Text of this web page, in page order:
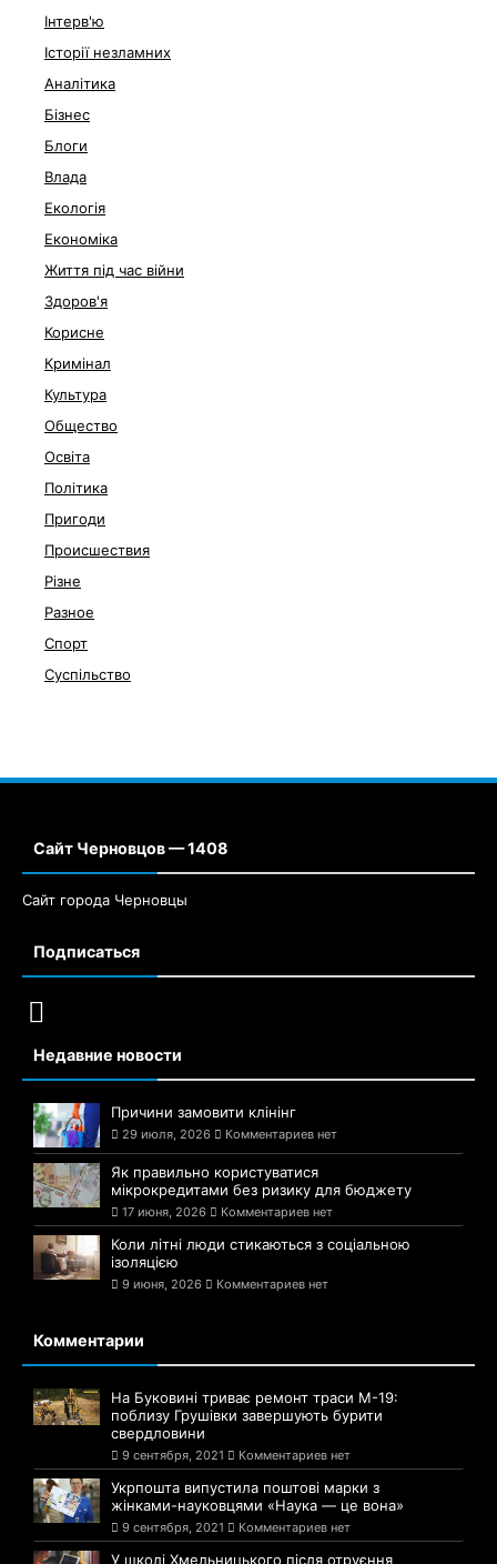
Інтерв'ю
Історії незламних
Аналітика
Бізнес
Блоги
Влада
Екологія
Економіка
Життя під час війни
Здоров'я
Корисне
Кримінал
Культура
Общество
Освіта
Політика
Пригоди
Происшествия
Різне
Разное
Спорт
Суспільство
Сайт Черновцов — 1408
Сайт города Черновцы
Подписаться
Недавние новости
Причини замовити клінінг
29 июля, 2026 Комментариев нет
Як правильно користуватися
мікрокредитами без ризику для бюджету
17 июня, 2026 Комментариев нет
Коли літні люди стикаються з соціальною
ізоляцією
9 июня, 2026 Комментариев нет
Комментарии
На Буковині триває ремонт траси М-19:
поблизу Грушівки завершують бурити
свердловини
9 сентября, 2021 Комментариев нет
Укрпошта випустила поштові марки з
жінками-науковцями «Наука — це вона»
9 сентября, 2021 Комментариев нет
У школі Хмельницького після отруєння